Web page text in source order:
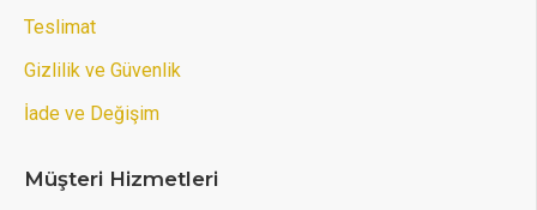
Teslimat
Gizlilik ve Güvenlik
İade ve Değişim
Müşteri Hizmetleri